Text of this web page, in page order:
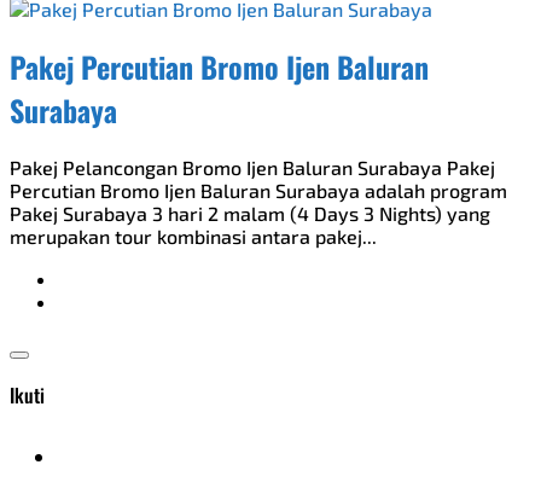
Pakej Percutian Bromo Ijen Baluran
Surabaya
Pakej Pelancongan Bromo Ijen Baluran Surabaya Pakej
Percutian Bromo Ijen Baluran Surabaya adalah program
Pakej Surabaya 3 hari 2 malam (4 Days 3 Nights) yang
merupakan tour kombinasi antara pakej...
Ikuti